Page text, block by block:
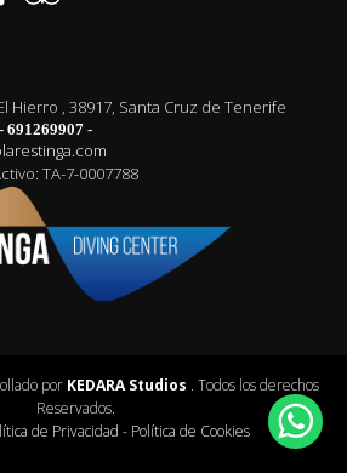
Hierro , 38917, Santa Cruz de Tenerife
- 691269907 -
TA-7-0007788
por KEDARA Studios . Todos los derechos
Reservados.
de Privacidad - Política de Cookies